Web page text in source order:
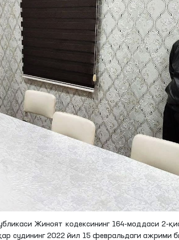
Жиноят кодексининг 164-моддаси 2-
судининг 2022 йил 15 февральдаги ажрими